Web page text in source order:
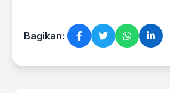
Bagikan: